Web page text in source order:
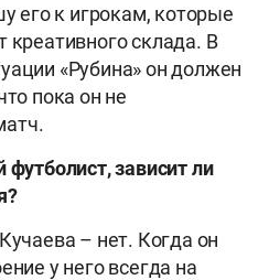
его к игрокам, которые
креативного склада. В
«Рубина» он должен
пока он не
зависит ли
– нет. Когда он
у него всегда на